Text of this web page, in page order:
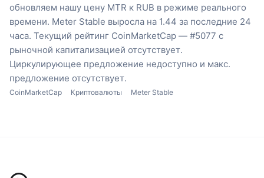
обновляем нашу цену MTR к RUB в режиме реального
времени. Meter Stable выросла на 1.44 за последние 24
часа. Текущий рейтинг CoinMarketCap — #5077 с
рыночной капитализацией отсутствует.
Циркулирующее предложение недоступно и макс.
предложение отсутствует.
CoinMarketCap Криптовалюты Meter Stable